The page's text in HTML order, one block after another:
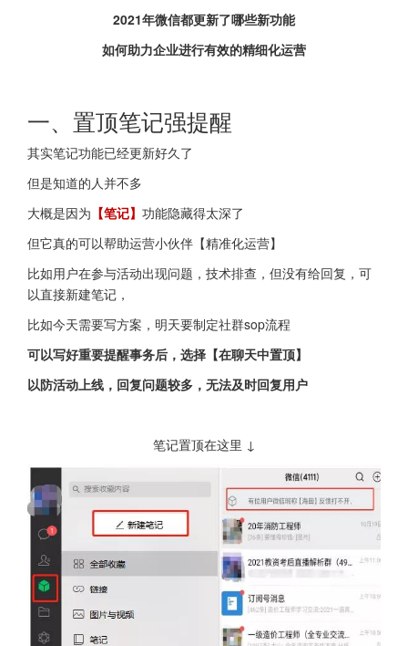
2021年微信都更新了哪些新功能
如何助力企业进行有效的精细化运营
一、置顶笔记强提醒
其实笔记功能已经更新好久了
但是知道的人并不多
大概是因为 【笔记】 功能隐藏得太深了
但它真的可以帮助运营小伙伴【精准化运营】
比如用户在参与活动出现问题，技术排查，但没有给回复，可
以直接新建笔记，
比如今天需要写方案，明天要制定社群sop流程
可以写好重要提醒事务后，选择【在聊天中置顶】
以防活动上线，回复问题较多，无法及时回复用户
笔记置顶在这里 ↓